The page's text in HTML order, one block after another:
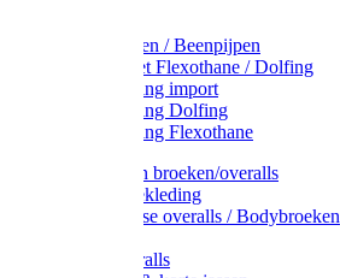
Plukmouwen / Beenpijpen
Reparatieset Flexothane / Dolfing
Regenkleding import
Regenkleding Dolfing
Regenkleding Flexothane
Toebehoren broeken/overalls
Signalisatiekleding
Amerikaanse overalls / Bodybroeken
Kinderoveralls